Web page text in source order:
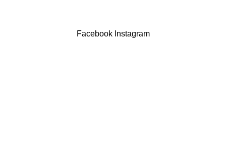
Facebook Instagram